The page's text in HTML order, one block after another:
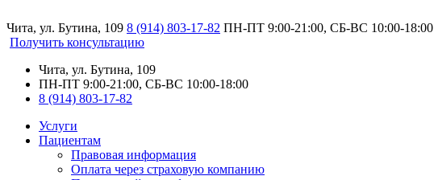
Чита, ул. Бутина, 109 8 (914) 803-17-82 ПН-ПТ 9:00-21:00, СБ-ВС 10:00-18:00
Получить консультацию
Чита, ул. Бутина, 109
ПН-ПТ 9:00-21:00, СБ-ВС 10:00-18:00
8 (914) 803-17-82
Услуги
Пациентам
Правовая информация
Оплата через страховую компанию